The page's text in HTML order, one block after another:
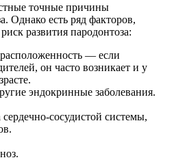
точные причины
Однако есть ряд факторов,
развития пародонтоза:
— если
он часто возникает и у
эндокринные заболевания.
сосудистой системы,